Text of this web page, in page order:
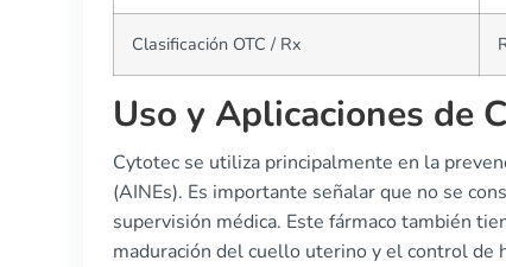
Clasificación OTC / Rx
Uso y Aplicaciones de
Cytotec se utiliza principalmente en la
(AINEs). Es importante señalar que no se
supervisión médica. Este fármaco también
maduración del cuello uterino y el control de